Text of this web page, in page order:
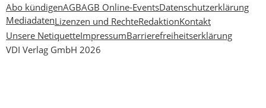
Abo kündigenAGBAGB Online-EventsDatenschutzerklärung
MediadatenLizenzen und RechteRedaktionKontakt
Unsere NetiquetteImpressumBarrierefreiheitserklärung
VDI Verlag GmbH 2026